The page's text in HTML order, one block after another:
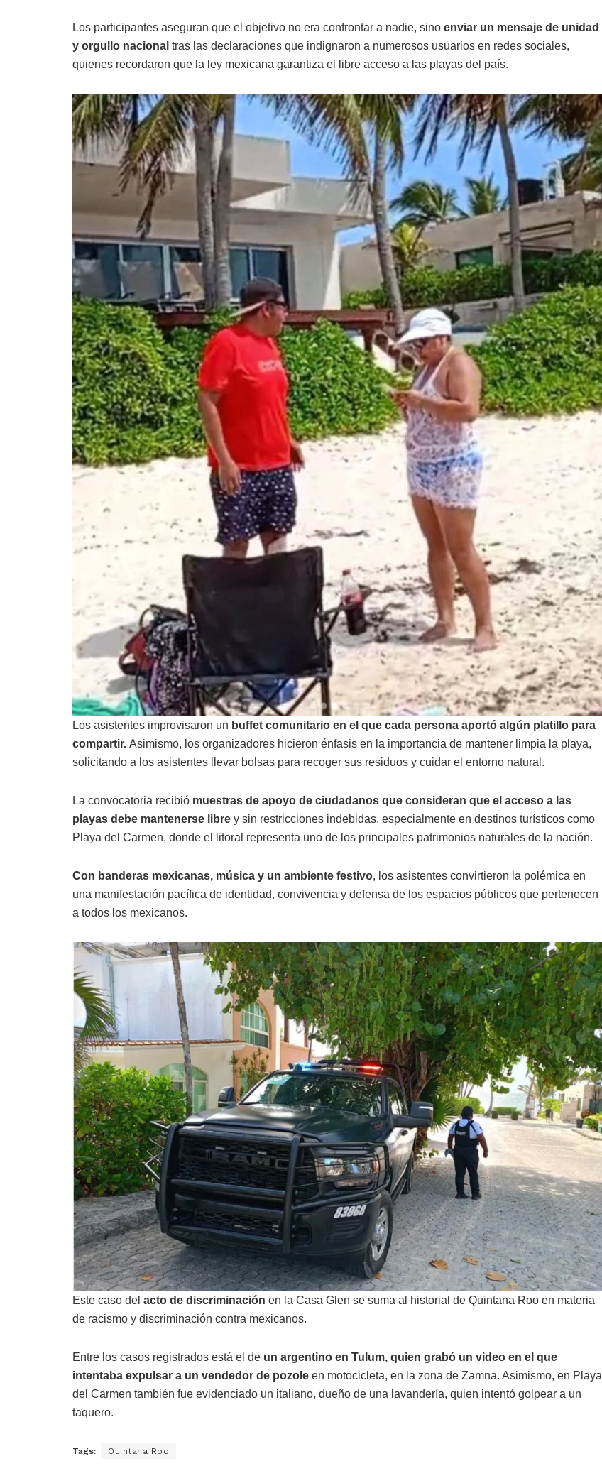
Los participantes aseguran que el objetivo no era confrontar a nadie, sino enviar un mensaje de unidad
y orgullo nacional tras las declaraciones que indignaron a numerosos usuarios en redes sociales,
quienes recordaron que la ley mexicana garantiza el libre acceso a las playas del país.
Los asistentes improvisaron un buffet comunitario en el que cada persona aportó algún platillo para
compartir. Asimismo, los organizadores hicieron énfasis en la importancia de mantener limpia la playa,
solicitando a los asistentes llevar bolsas para recoger sus residuos y cuidar el entorno natural.
La convocatoria recibió muestras de apoyo de ciudadanos que consideran que el acceso a las
playas debe mantenerse libre y sin restricciones indebidas, especialmente en destinos turísticos como
Playa del Carmen, donde el litoral representa uno de los principales patrimonios naturales de la nación.
Con banderas mexicanas, música y un ambiente festivo, los asistentes convirtieron la polémica en
una manifestación pacífica de identidad, convivencia y defensa de los espacios públicos que pertenecen
a todos los mexicanos.
Este caso del acto de discriminación en la Casa Glen se suma al historial de Quintana Roo en materia
de racismo y discriminación contra mexicanos.
Entre los casos registrados está el de un argentino en Tulum, quien grabó un video en el que
intentaba expulsar a un vendedor de pozole en motocicleta, en la zona de Zamna. Asimismo, en Playa
del Carmen también fue evidenciado un italiano, dueño de una lavandería, quien intentó golpear a un
taquero.
Tags: Quintana Roo